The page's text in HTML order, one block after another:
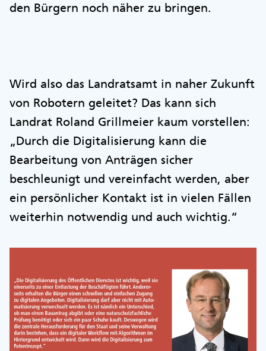
den Bürgern noch näher zu bringen.
Wird also das Landratsamt in naher Zukunft
von Robotern geleitet? Das kann sich
Landrat Roland Grillmeier kaum vorstellen:
„Durch die Digitalisierung kann die
Bearbeitung von Anträgen sicher
beschleunigt und vereinfacht werden, aber
ein persönlicher Kontakt ist in vielen Fällen
weiterhin notwendig und auch wichtig.“